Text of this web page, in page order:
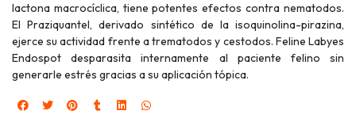
lactona macrocíclica, tiene potentes efectos contra nematodos.
El Praziquantel, derivado sintético de la isoquinolina-pirazina,
ejerce su actividad frente a trematodos y cestodos. Feline Labyes
Endospot desparasita internamente al paciente felino sin
generarle estrés gracias a su aplicación tópica.